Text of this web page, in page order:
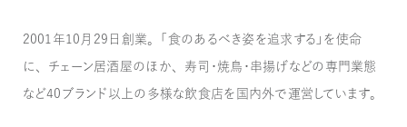
2001年10月29日創業。「食のあるべき姿を追求する」を使命
に、チェーン居酒屋のほか、寿司・焼鳥・串揚げなどの専門業態
など40ブランド以上の多様な飲食店を国内外で運営しています。